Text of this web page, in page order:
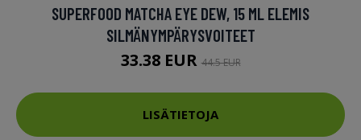
SUPERFOOD MATCHA EYE DEW, 15 ML ELEMIS
SILMÄNYMPÄRYSVOITEET
33.38 EUR44.5 EUR
LISÄTIETOJA